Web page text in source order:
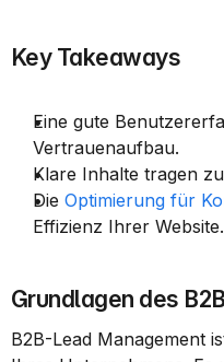
Key Takeaways
Eine gute
Vertrauenaufbau.
Klare Inhalte tragen
Die Optimierung für
Effizienz Ihrer Website.
Grundlagen des
B2B-Lead Management